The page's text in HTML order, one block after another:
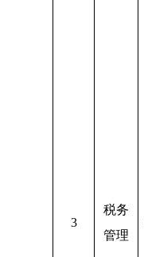
3
税务
管理